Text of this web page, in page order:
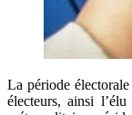
La période
électeurs, ainsi